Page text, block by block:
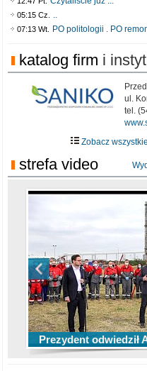
05:15 Cz. ..
07:13 Wt. PO politologii . PO
katalog firm i
ul.
tel.
Zobacz wszystkie
strefa video
Prezydent odwiedził
TOP 10 przechwytów
w EBL w sezonie
TOP 5 rzutów Anwilu
w sezonie 2019/2020
Ni To Ponk - W
sixf33t .Last Year
Włocławek
XXIII Sesja Rady
kadencji w dniu